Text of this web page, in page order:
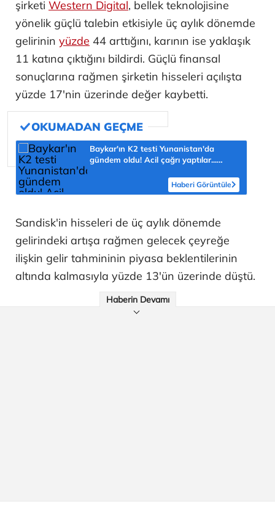
şirketi Western Digital, bellek teknolojisine
yönelik güçlü talebin etkisiyle üç aylık dönemde
gelirinin yüzde 44 arttığını, karının ise yaklaşık
11 katına çıktığını bildirdi. Güçlü finansal
sonuçlarına rağmen şirketin hisseleri açılışta
yüzde 17'nin üzerinde değer kaybetti.
Baykar'ın K2 testi Yunanistan'da
gündem oldu! Acil çağrı yaptılar...
Haberi Görüntüle
Sandisk'in hisseleri de üç aylık dönemde
gelirindeki artışa rağmen gelecek çeyreğe
ilişkin gelir tahmininin piyasa beklentilerinin
altında kalmasıyla yüzde 13'ün üzerinde düştü.
Haberin Devamı